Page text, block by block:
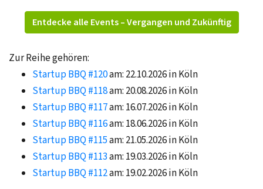
Entdecke alle Events – Vergangen und Zukünftig
Zur Reihe gehören:
Startup BBQ #120am: 22.10.2026 in Köln
Startup BBQ #118am: 20.08.2026 in Köln
Startup BBQ #117am: 16.07.2026 in Köln
Startup BBQ #116am: 18.06.2026 in Köln
Startup BBQ #115am: 21.05.2026 in Köln
Startup BBQ #113am: 19.03.2026 in Köln
Startup BBQ #112am: 19.02.2026 in Köln